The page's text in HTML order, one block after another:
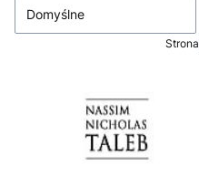
Domyślne
Strona